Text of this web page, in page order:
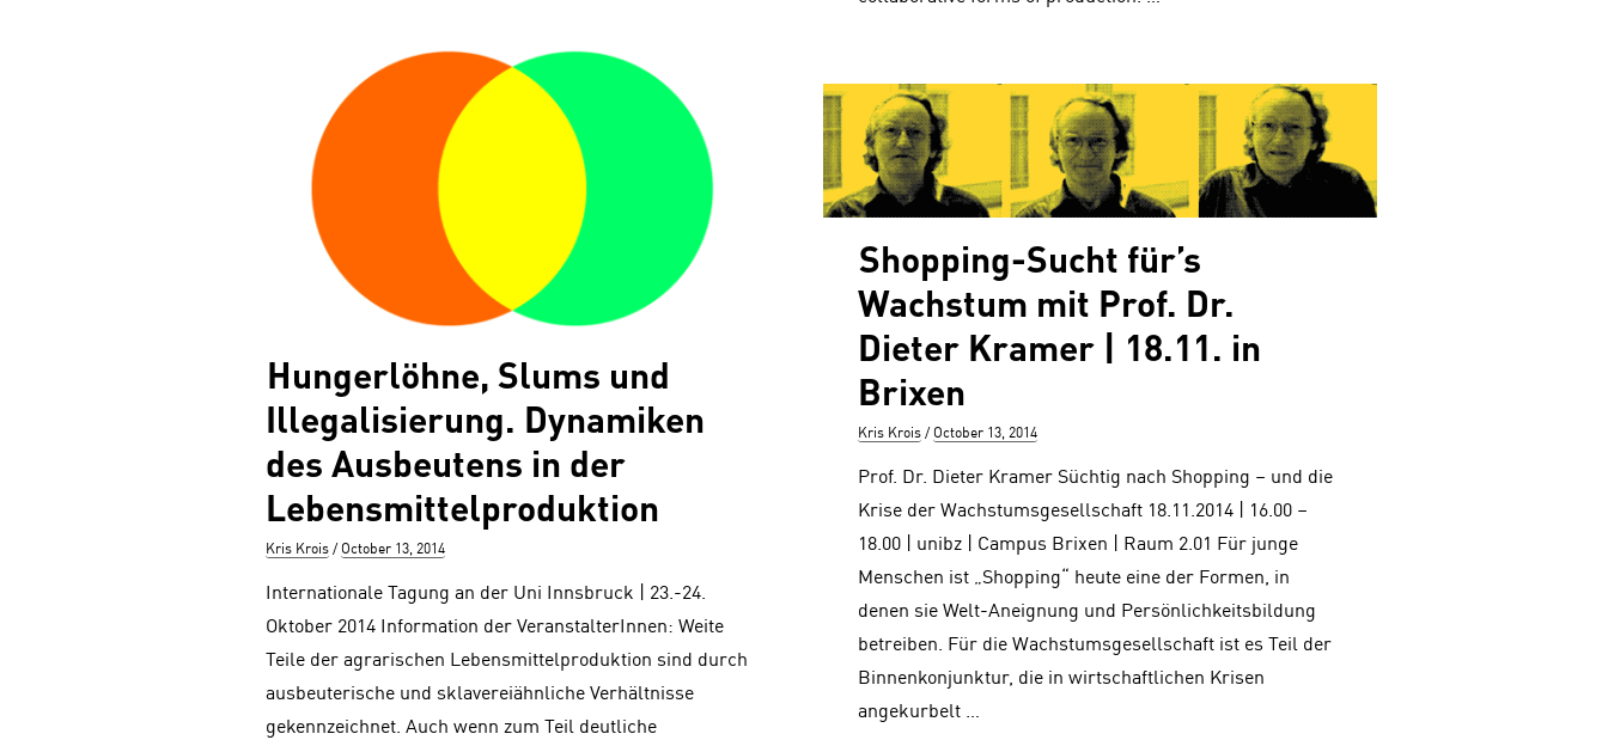
Hungerlöhne, Slums und
Illegalisierung. Dynamiken
des Ausbeutens in der
Lebensmittelproduktion
Author
Kris Krois
Posted
October 13, 2014
Internationale Tagung an der Uni Innsbruck | 23.-24.
Oktober 2014 Information der VeranstalterInnen: Weite
Teile der agrarischen Lebensmittelproduktion sind durch
ausbeuterische und sklavereiähnliche Verhältnisse
gekennzeichnet. Auch wenn zum Teil deutliche
Shopping-Sucht für’s
Wachstum mit Prof. Dr.
Dieter Kramer | 18.11. in
Brixen
Author
Kris Krois
Posted
October 13, 2014
Prof. Dr. Dieter Kramer Süchtig nach Shopping – und die
Krise der Wachstumsgesellschaft 18.11.2014 | 16.00 –
18.00 | unibz | Campus Brixen | Raum 2.01 Für junge
Menschen ist „Shopping“ heute eine der Formen, in
denen sie Welt-Aneignung und Persönlichkeitsbildung
betreiben. Für die Wachstumsgesellschaft ist es Teil der
Binnenkonjunktur, die in wirtschaftlichen Krisen
angekurbelt …